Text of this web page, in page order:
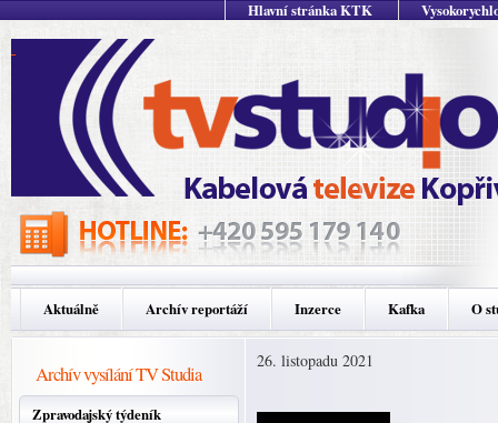
Hlavní stránka KTK
Aktuálně Archív reportáží Inzerce Kafka O
Archív vysílání TV Studia
Zpravodajský týdeník
26. listopadu 2021